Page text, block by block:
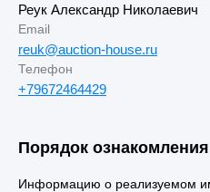
Реук Александр Николаевич
Email
reuk@auction-house.ru
Телефон
+79672464429
Порядок
Информацию о реализуемом